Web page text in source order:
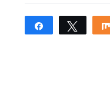
Share Tweet